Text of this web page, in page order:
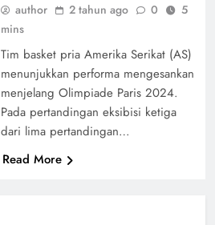
author 2 tahun ago 0
5
mins
Tim basket pria Amerika Serikat (AS)
menunjukkan performa mengesankan
menjelang Olimpiade Paris 2024.
Pada pertandingan eksibisi ketiga
dari lima pertandingan…
Read More